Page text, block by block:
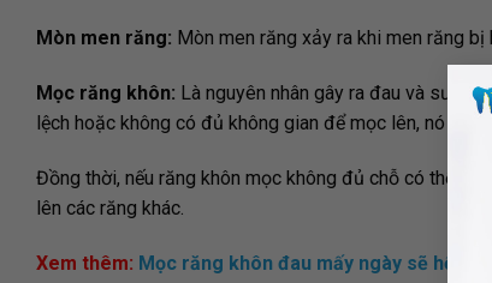
Mòn men răng: Mòn men răng xảy ra khi men răng
Mọc răng khôn: Là nguyên nhân gây ra đau và sưng
lệch hoặc không có đủ không gian để mọc lên, nó có
Đồng thời, nếu răng khôn mọc không đủ chỗ có thể
lên các răng khác.
Xem thêm: Mọc răng khôn đau mấy ngày sẽ hết